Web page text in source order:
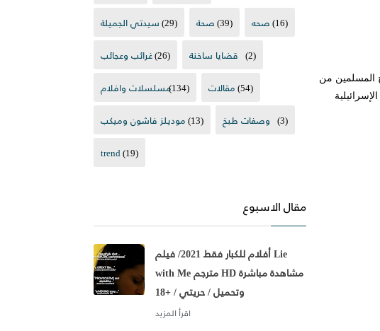
المسلمين من
سيدتي الجميلة(29) صحة(39) صحه(16)
غرائب وعجائب(26) قضايا ساخنة (2)
مسلسلات وافلام(134) مقالات(54)
موديلز فاشون وميكب(13) وصفات طبخ (3)
trend(19)
مقال الاسبوع
أفلام للكبار فقط 2021/ فيلم Lie
with Me مترجم HD مشاهدة مباشرة
وتحميل / حريتي / +18